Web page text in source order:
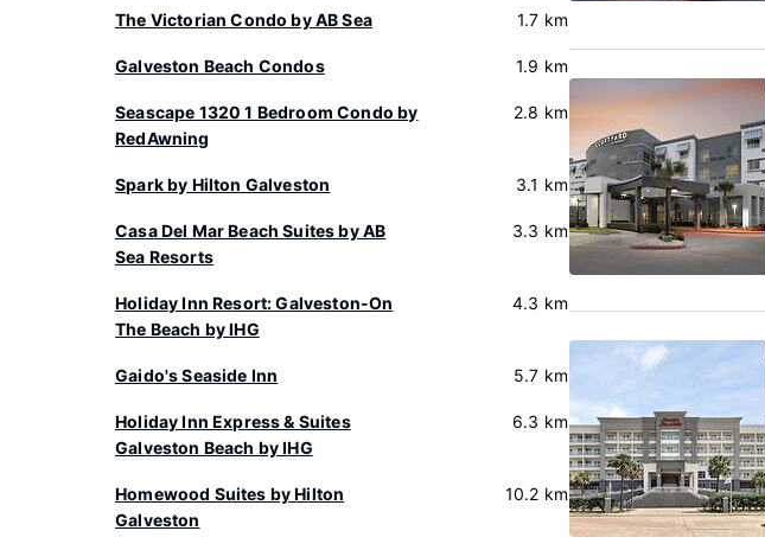
The Victorian Condo by AB Sea 1.7 km
Galveston Beach Condos 1.9 km
Seascape 1320 1 Bedroom Condo by
RedAwning
2.8 km
Spark by Hilton Galveston 3.1 km
Casa Del Mar Beach Suites by AB
Sea Resorts
3.3 km
Holiday Inn Resort: Galveston-On
The Beach by IHG
4.3 km
Gaido's Seaside Inn 5.7 km
Holiday Inn Express & Suites
Galveston Beach by IHG
6.3 km
Homewood Suites by Hilton
Galveston
10.2 km